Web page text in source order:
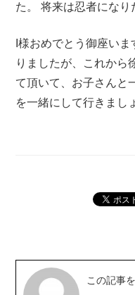
た。 将来は忍者になり
I様おめでとう御座い
りましたが、これから
て頂いて、お子さんと
を一緒にして行きまし
この記事